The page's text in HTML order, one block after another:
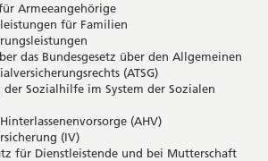
Armeeangehörige
für Familien
das Bundesgesetz über den Allgemeinen
(ATSG)
der Sozialhilfe im System der Sozialen
(AHV)
(IV)
für Dienstleistende und bei Mutterschaft